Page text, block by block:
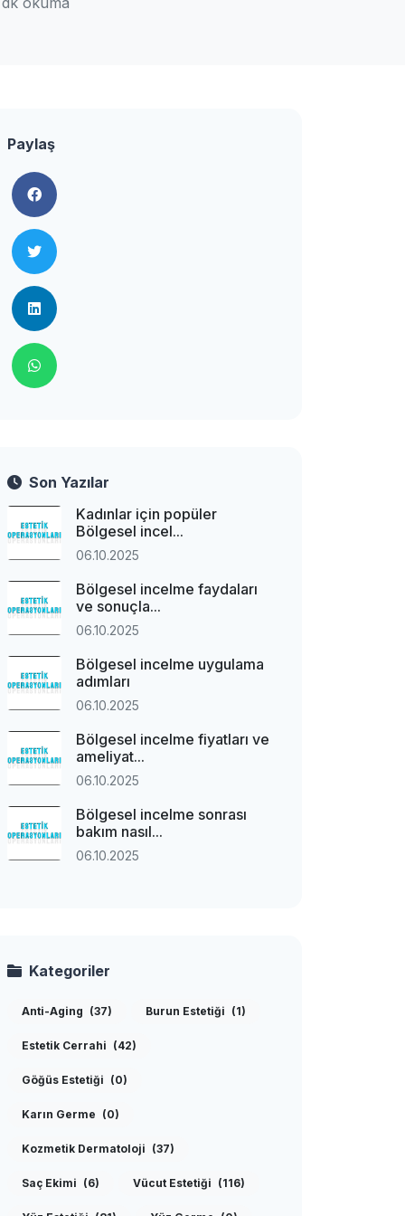
Paylaş
Son Yazılar
Kadınlar için popüler
Bölgesel incel...
06.10.2025
Bölgesel incelme faydaları
ve sonuçla...
06.10.2025
Bölgesel incelme uygulama
adımları
06.10.2025
Bölgesel incelme fiyatları ve
ameliyat...
06.10.2025
Bölgesel incelme sonrası
bakım nasıl...
06.10.2025
Kategoriler
Anti-Aging (37) Burun Estetiği (1)
Estetik Cerrahi (42)
Göğüs Estetiği (0)
Karın Germe (0)
Kozmetik Dermatoloji (37)
Saç Ekimi (6) Vücut Estetiği (116)